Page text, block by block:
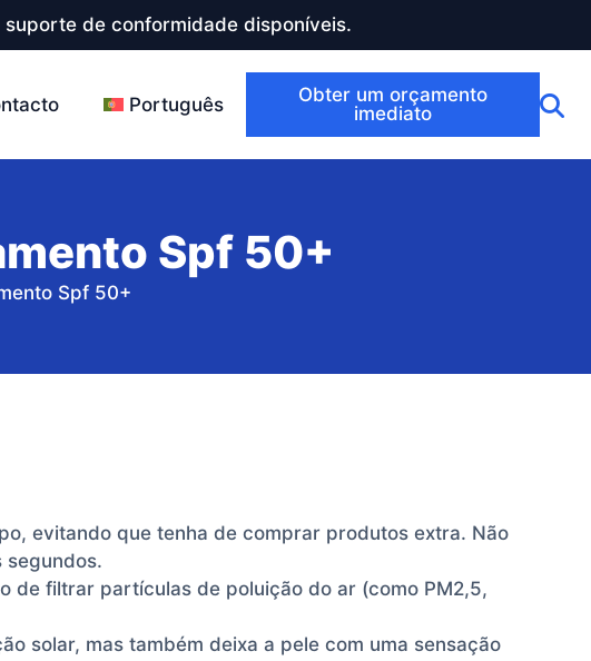
de conformidade disponíveis.
Português
Obter um orçamento
imediato
Spf 50+
Spf 50+
evitando que tenha de comprar produtos extra. Não
segundos.
de filtrar partículas de poluição do ar (como PM2,5,
solar, mas também deixa a pele com uma sensação